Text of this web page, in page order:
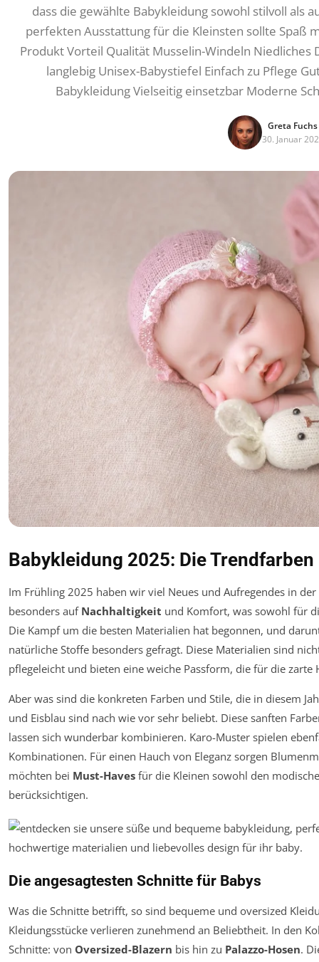
dass die gewählte Babykleidung sowohl stilvoll als
perfekten Ausstattung für die Kleinsten sollte Spaß
Produkt Vorteil Qualität Musselin-Windeln Niedliches
langlebig Unisex-Babystiefel Einfach zu Pflege
Babykleidung Vielseitig einsetzbar Moderne
Greta Fuchs
30. Januar
Babykleidung 2025: Die
Im Frühling 2025 haben wir viel Neues und Aufregendes in der
besonders auf Nachhaltigkeit und Komfort, was sowohl für
Die Kampf um die besten Materialien hat begonnen, und
natürliche Stoffe besonders gefragt. Diese Materialien sind
pflegeleicht und bieten eine weiche Passform, die für die zarte
Aber was sind die konkreten Farben und Stile, die in diesem
und Eisblau sind nach wie vor sehr beliebt. Diese sanften
lassen sich wunderbar kombinieren. Karo-Muster spielen
Kombinationen. Für einen Hauch von Eleganz sorgen
möchten bei Must-Haves für die Kleinen sowohl den
berücksichtigen.
Die angesagtesten Schnitte für Babys
Was die Schnitte betrifft, so sind bequeme und oversized
Kleidungsstücke verlieren zunehmend an Beliebtheit. In den
Schnitte: von Oversized-Blazern bis hin zu Palazzo-Hosen.